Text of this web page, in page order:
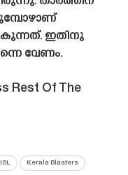
ഇതിനു
വേണം.
Rest Of The
ISL Kerala Blasters